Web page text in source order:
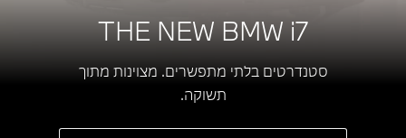
THE NEWBMW i7
סטנדרטים בלתי מתפשרים. מצוינות מתוך
תשוקה.